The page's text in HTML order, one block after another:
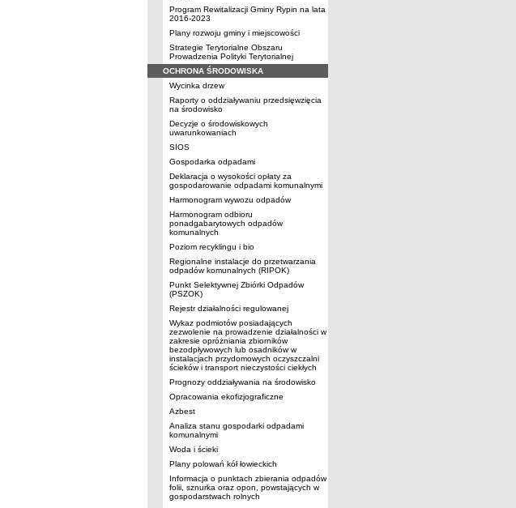
Program Rewitalizacji Gminy Rypin na lata
2016-2023
Plany rozwoju gminy i miejscowości
Strategie Terytorialne Obszaru
Prowadzenia Polityki Terytorialnej
OCHRONA ŚRODOWISKA
Wycinka drzew
Raporty o oddziaływaniu przedsięwzięcia
na środowisko
Decyzje o środowiskowych
uwarunkowaniach
SIOS
Gospodarka odpadami
Deklaracja o wysokości opłaty za
gospodarowanie odpadami komunalnymi
Harmonogram wywozu odpadów
Harmonogram odbioru
ponadgabarytowych odpadów
komunalnych
Poziom recyklingu i bio
Regionalne instalacje do przetwarzania
odpadów komunalnych (RIPOK)
Punkt Selektywnej Zbiórki Odpadów
(PSZOK)
Rejestr działalności regulowanej
Wykaz podmiotów posiadających
zezwolenie na prowadzenie działalności w
zakresie opróżniania zbiorników
bezodpływowych lub osadników w
instalacjach przydomowych oczyszczalni
ścieków i transport nieczystości ciekłych
Prognozy oddziaływania na środowisko
Opracowania ekofizjograficzne
Azbest
Analiza stanu gospodarki odpadami
komunalnymi
Woda i ścieki
Plany polowań kół łowieckich
Informacja o punktach zbierania odpadów
folii, sznurka oraz opon, powstających w
gospodarstwach rolnych